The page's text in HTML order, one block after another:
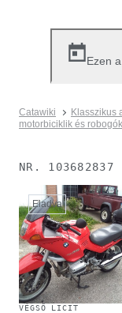
Ezen
Catawiki Klasszikus
motorbiciklik és robogók
NR. 103682837
Eladva
VÉGSŐ LICIT